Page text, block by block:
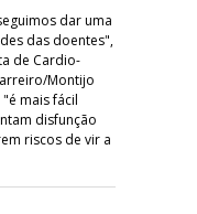
dar uma
das doentes",
de Cardio-
Montijo
mais fácil
disfunção
riscos de vir a